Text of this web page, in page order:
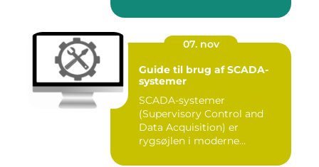
07. nov
Guide til brug af SCADA-
systemer
SCADA-systemer
(Supervisory Control and
Data Acquisition) er
rygsøjlen i moderne